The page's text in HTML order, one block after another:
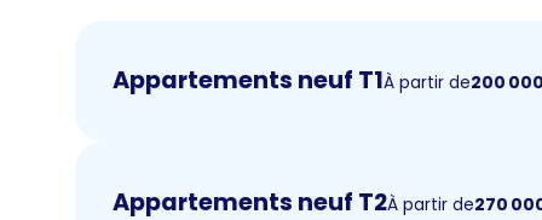
Appartements neuf T1À partir de200
Appartements neuf T2À partir de270